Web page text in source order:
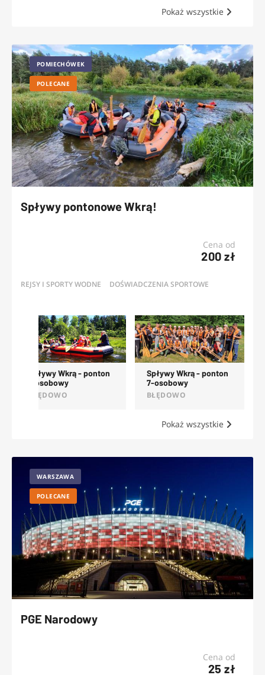
Pokaż wszystkie
POMIECHÓWEK
POLECANE
Spływy pontonowe Wkrą!
Cena od
200 zł
REJSY I SPORTY WODNE DOŚWIADCZENIA SPORTOWE
Spływy Wkrą
packraftem dla 2 osób
POMIECHÓWEK
Spływy Wkrą - ponton
2 osobowy
BŁĘDOWO
Pokaż wszystkie
WARSZAWA
POLECANE
PGE Narodowy
Cena od
25 zł